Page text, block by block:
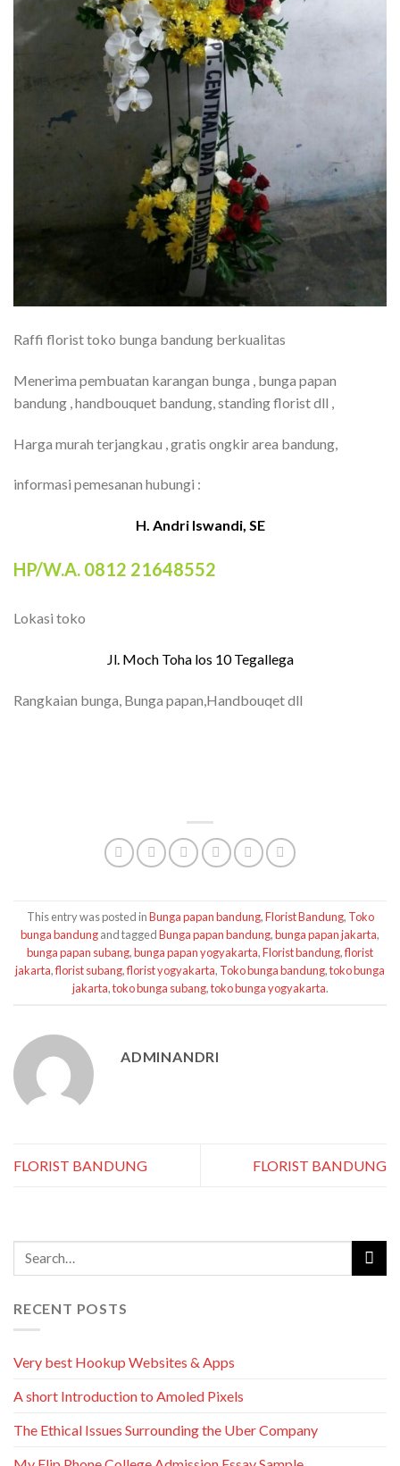
Raffi florist toko bunga bandung berkualitas
Menerima pembuatan karangan bunga , bunga papan
bandung , handbouquet bandung, standing florist dll ,
Harga murah terjangkau , gratis ongkir area bandung,
informasi pemesanan hubungi :
H. Andri Iswandi, SE
HP/W.A. 0812 21648552
Lokasi toko
Jl. Moch Toha los 10 Tegallega
Rangkaian bunga, Bunga papan,Handbouqet dll
This entry was posted inBunga papan bandung,Florist Bandung, Toko
bunga bandungand taggedBunga papan bandung,bunga papan jakarta,
bunga papan subang,bunga papan yogyakarta,Florist bandung,florist
jakarta,florist subang,florist yogyakarta, Toko bunga bandung,toko bunga
jakarta,toko bunga subang,toko bunga yogyakarta.
ADMINANDRI
FLORIST BANDUNG FLORIST BANDUNG
RECENT POSTS
Very best Hookup Websites & Apps
A short Introduction to Amoled Pixels
The Ethical Issues Surrounding the Uber Company